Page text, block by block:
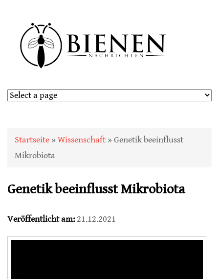
Sie sind hier
Startseite » Wissenschaft » Genetik beeinflusst
Mikrobiota
Genetik beeinflusst Mikrobiota
Veröffentlicht am:21.12.2021